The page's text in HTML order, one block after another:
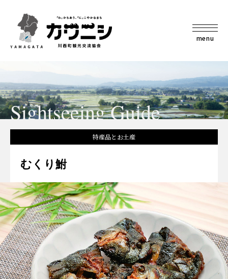
menu
Sightseeing Guide
特産品とお土産
むくり鮒